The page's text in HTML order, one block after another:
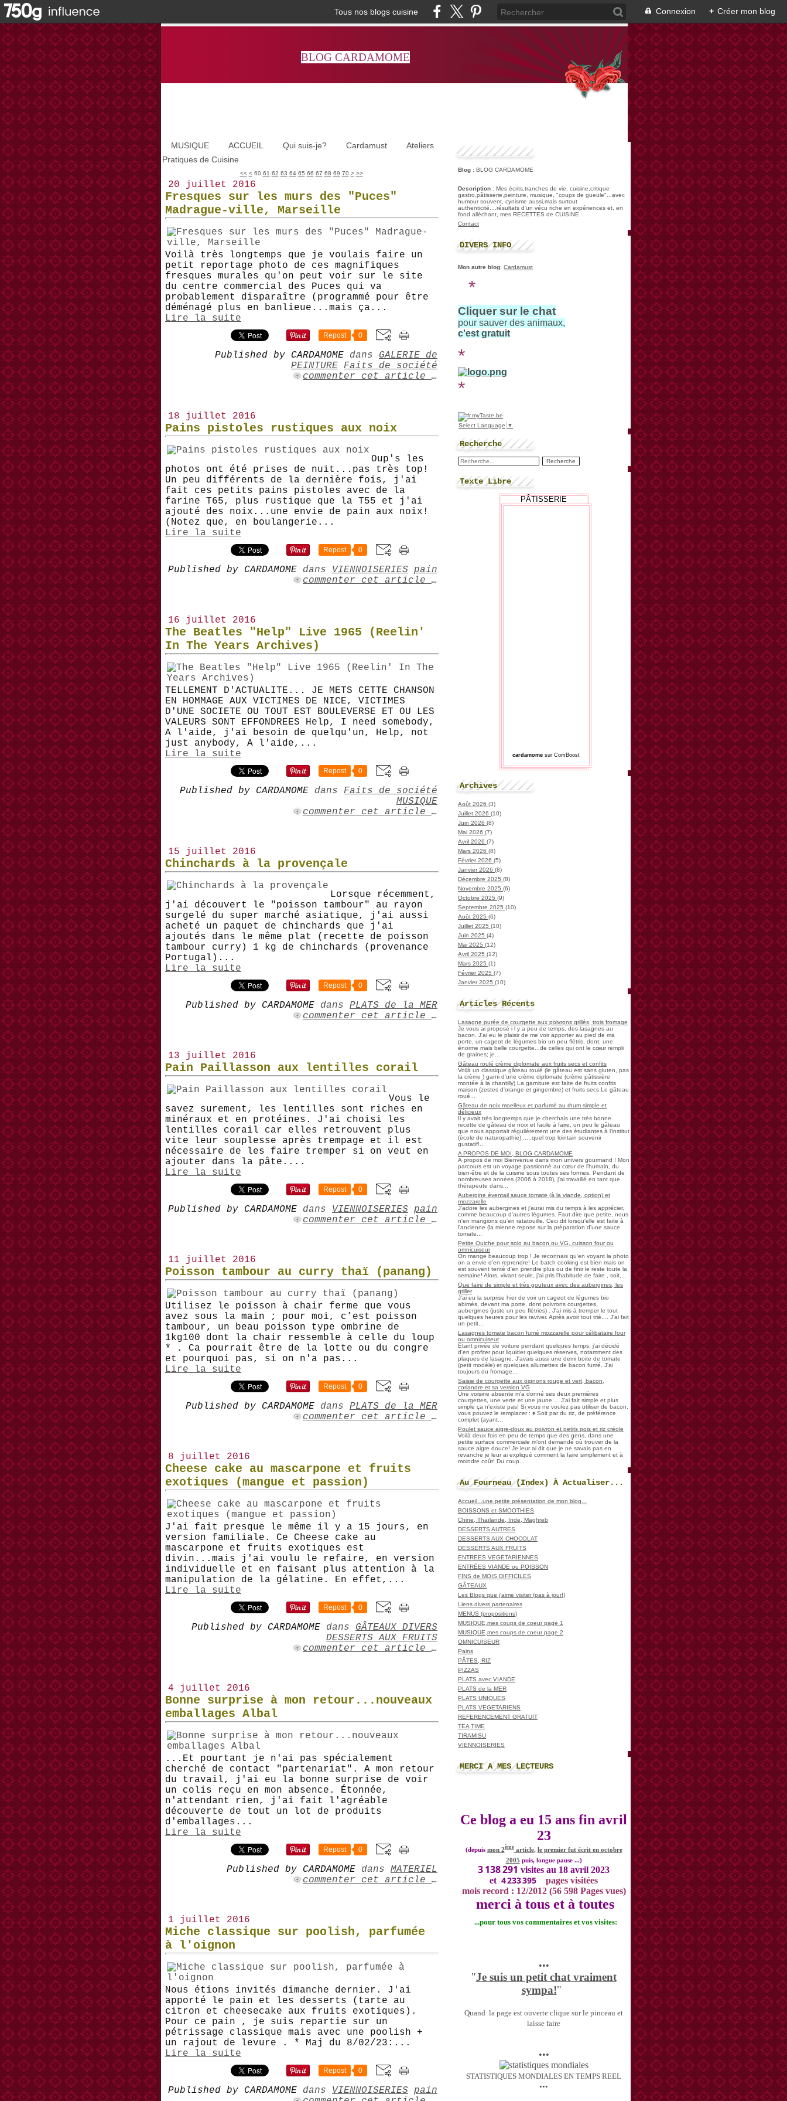
Tous nos blogs cuisine Connexion + Créer mon blog
BLOG CARDAMOME
MUSIQUE ACCUEIL Qui suis-je? Cardamust
Ateliers
Pratiques de Cuisine
<< < 10
20
30
40
50
60 61 62 63 64 65 66 67 68 69 70 80
90
100
> >>
20 juillet 2016
Fresques sur les murs des "Puces"
Madrague-ville, Marseille
Voilà très longtemps que je voulais faire un
petit reportage photo de ces magnifiques
fresques murales qu'on peut voir sur le site
du centre commercial des Puces qui va
probablement disparaître (programmé pour être
déménagé plus en banlieue...mais ça...
Lire la suite
Repost 0
Published by CARDAMOME dans GALERIE de
PEINTURE Faits de société
commenter cet article …
18 juillet 2016
Pains pistoles rustiques aux noix
Oup's les
photos ont été prises de nuit...pas très top!
Un peu différents de la dernière fois, j'ai
fait ces petits pains pistoles avec de la
farine T65, plus rustique que la T55 et j'ai
ajouté des noix...une envie de pain aux noix!
(Notez que, en boulangerie...
Lire la suite
Repost 0
Published by CARDAMOME dans VIENNOISERIES pain
commenter cet article …
16 juillet 2016
The Beatles "Help" Live 1965 (Reelin'
In The Years Archives)
TELLEMENT D'ACTUALITE... JE METS CETTE CHANSON
EN HOMMAGE AUX VICTIMES DE NICE, VICTIMES
D'UNE SOCIETE OU TOUT EST BOULEVERSE ET OU LES
VALEURS SONT EFFONDREES Help, I need somebody,
A l'aide, j'ai besoin de quelqu'un, Help, not
just anybody, A l'aide,...
Lire la suite
Repost 0
Published by CARDAMOME dans Faits de société
MUSIQUE
commenter cet article …
15 juillet 2016
Chinchards à la provençale
Lorsque récemment,
j'ai découvert le "poisson tambour" au rayon
surgelé du super marché asiatique, j'ai aussi
acheté un paquet de chinchards que j'ai
ajoutés dans le même plat (recette de poisson
tambour curry) 1 kg de chinchards (provenance
Portugal)...
Lire la suite
Repost 0
Published by CARDAMOME dans PLATS de la MER
commenter cet article …
13 juillet 2016
Pain Paillasson aux lentilles corail
Vous le
savez surement, les lentilles sont riches en
minéraux et en protéines. J'ai choisi les
lentilles corail car elles retrouvent plus
vite leur souplesse après trempage et il est
nécessaire de les faire tremper si on veut en
ajouter dans la pâte....
Lire la suite
Repost 0
Published by CARDAMOME dans VIENNOISERIES pain
commenter cet article …
11 juillet 2016
Poisson tambour au curry thaï (panang)
Utilisez le poisson à chair ferme que vous
avez sous la main ; pour moi, c’est poisson
tambour, un beau poisson type ombrine de
1kg100 dont la chair ressemble à celle du loup
* . Ca pourrait être de la lotte ou du congre
et pourquoi pas, si on n'a pas...
Lire la suite
Repost 0
Published by CARDAMOME dans PLATS de la MER
commenter cet article …
8 juillet 2016
Cheese cake au mascarpone et fruits
exotiques (mangue et passion)
J'ai fait presque le même il y a 15 jours, en
version familiale. Ce Cheese cake au
mascarpone et fruits exotiques est
divin...mais j'ai voulu le refaire, en version
individuelle et en faisant plus attention à la
manipulation de la gélatine. En effet,...
Lire la suite
Repost 0
Published by CARDAMOME dans GÂTEAUX DIVERS
DESSERTS AUX FRUITS
commenter cet article …
4 juillet 2016
Bonne surprise à mon retour...nouveaux
emballages Albal
...Et pourtant je n'ai pas spécialement
cherché de contact "partenariat". A mon retour
du travail, j'ai eu la bonne surprise de voir
un colis reçu en mon absence. Étonnée,
n'attendant rien, j'ai fait l'agréable
découverte de tout un lot de produits
d'emballages...
Lire la suite
Repost 0
Published by CARDAMOME dans MATERIEL
commenter cet article …
1 juillet 2016
Miche classique sur poolish, parfumée
à l'oignon
Nous étions invités dimanche dernier. J'ai
apporté le pain et les desserts (tarte au
citron et cheesecake aux fruits exotiques).
Pour ce pain , je suis repartie sur un
pétrissage classique mais avec une poolish +
un rajout de levure . * Maj du 8/02/23:...
Lire la suite
Repost 0
Published by CARDAMOME dans VIENNOISERIES pain
Blog : BLOG CARDAMOME
Description : Mes écrits,tranches de vie, cuisine,critique
gastro,pâtisserie,peinture, musique, "coups de gueule"...avec
humour souvent, cynisme aussi,mais surtout
authenticité....résultats d'un vécu riche en expériences et, en
fond alléchant, mes RECETTES de CUISINE
Contact
DIVERS INFO
Mon autre blog: Cardamust
*
Cliquer sur le chat
pour sauver des animaux,
c'est gratuit
*
*
Select Language ▼
Recherche
Texte Libre
PÂTISSERIE
cardamome sur ComBoost
Archives
Août 2026 (3)
Juillet 2026 (10)
Juin 2026 (8)
Mai 2026 (7)
Avril 2026 (7)
Mars 2026 (8)
Février 2026 (5)
Janvier 2026 (8)
Décembre 2025 (8)
Novembre 2025 (6)
Octobre 2025 (9)
Septembre 2025 (10)
Août 2025 (6)
Juillet 2025 (10)
Juin 2025 (4)
Mai 2025 (12)
Avril 2025 (12)
Mars 2025 (1)
Février 2025 (7)
Janvier 2025 (10)
Articles Récents
Lasagne purée de courgette aux poivrons grillés, trois fromage
Je vous ai proposé i l y a peu de temps, des lasagnes au
bacon. J'ai eu le plaisir de me voir apporter au pied de ma
porte, un cageot de légumes bio un peu flétris, dont, une
énorme mais belle courgette...de celles qui ont le cœur rempli
de graines; je...
Gâteau roulé crème diplomate aux fruits secs et confits
Voilà un classique gâteau roulé (le gâteau est sans gluten, pas
la crème ) garni d'une crème diplomate (crème pâtissière
montée à la chantilly) La garniture est faite de fruits confits
maison (zestes d'orange et gingembre) et fruits secs Le gâteau
roué...
Gâteau de noix moelleux et parfumé au rhum simple et
délicieux
Il y avait très longtemps que je cherchais une très bonne
recette de gâteau de noix et facile à faire, un peu le gâteau
que nous apportait régulièrement une des étudiantes à l'institut
(école de naturopathie) .....quel trop lointain souvenir
gustatif!...
A PROPOS DE MOI, BLOG CARDAMOME
À propos de moi Bienvenue dans mon univers gourmand ! Mon
parcours est un voyage passionné au cœur de l'humain, du
bien-être et de la cuisine sous toutes ses formes. Pendant de
nombreuses années (2006 à 2018), j'ai travaillé en tant que
thérapeute dans...
Aubergine éventail sauce tomate (à la viande, option) et
mozzarelle
J'adore les aubergines et j'aurai mis du temps à les apprécier,
comme beaucoup d'autres légumes. Faut dire que petite, nous
n'en mangions qu'en ratatouille. Ceci dit lorsqu'elle est faite à
l'ancienne (la mienne repose sur la préparation d'une sauce
tomate...
Petite Quiche pour solo au bacon ou VG, cuisson four ou
omnicuiseur
On mange beaucoup trop ! Je reconnais qu'en voyant la photo
on a envie d'en reprendre! Le batch cooking est bien mais on
est souvent tenté d'en prendre plus ou de finir le reste toute la
semaine! Alors, vivant seule, j'ai pris l'habitude de faire , soit,...
Que faire de simple et très gouteux avec des aubergines, les
griller
J'ai eu la surprise hier de voir un cageot de légumes bio
abimés, devant ma porte, dont poivrons courgettes,
aubergines (juste un peu flétries) . J'ai mis à tremper le tout
quelques heures pour les raviver. Après avoir tout trié.... J'ai fait
un petit...
Lasagnes tomate bacon fumé mozzarelle pour célibataire four
ou omnicuiseur
Etant privée de voiture pendant quelques temps, j'ai décidé
d'en profiter pour liquider quelques réserves, notamment des
plaques de lasagne. J'avais aussi une demi boite de tomate
(petit modèle) et quelques allumettes de bacon fumé. J'ai
toujours du fromage...
Saisie de courgette aux oignons rouge et vert, bacon,
coriandre et sa version VG
Une voisine absente m'a donné ses deux premières
courgettes, une verte et une jaune.... J'ai fait simple et plus
simple ça n'existe pas! Si vous ne voulez pas utiliser de bacon,
vous pouvez le remplacer : ♦ Soit par du riz, de préférence
complet (ayant...
Poulet sauce aigre-doux au poivron et petits pois et riz créole
Voilà deux fois en peu de temps que des gens, dans une
petite surface commerciale m'ont demandé où trouver de la
sauce aigre douce! Je leur ai dit que je ne savais pas en
revanche je leur ai expliqué comment la faire simplement et à
moindre coût! Du coup...
Au Fourneau (Index) À Actualiser...
Accueil...une petite présentation de mon blog...
BOISSONS et SMOOTHIES
Chine, Thaïlande, Inde, Maghreb
DESSERTS AUTRES
DESSERTS AUX CHOCOLAT
DESSERTS AUX FRUITS
ENTREES VEGETARIENNES
ENTRÉES VIANDE ou POISSON
FINS de MOIS DIFFICILES
GÂTEAUX
Les Blogs que j'aime visiter (pas à jour!)
Liens divers partenaires
MENUS (propositions)
MUSIQUE,mes coups de coeur page 1
MUSIQUE,mes coups de coeur page 2
OMNICUISEUR
Pains
PÂTES, RIZ
PIZZAS
PLATS avec VIANDE
PLATS de la MER
PLATS UNIQUES
PLATS VEGETARIENS
REFERENCEMENT GRATUIT
TEA TIME
TIRAMISU
VIENNOISERIES
MERCI A MES LECTEURS
Ce blog a eu 15 ans fin avril
23
(depuis mon 2èmearticle, le premier fut écrit en octobre
2005 puis, longue pause ...)
3 138 291 visites au 18 avril 2023
et 4 233 395
pages visitées
mois record : 12/2012 (56 598 Pages vues)
merci à tous et à toutes
...pour tous vos commentaires et vos visites:
•••
"Je suis un petit chat vraiment
sympa!"
Quand la page est ouverte clique sur le pinceau et
laisse faire
•••
STATISTIQUES MONDIALES EN TEMPS REEL
•••